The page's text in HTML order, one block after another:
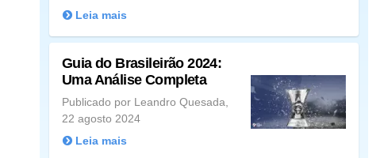
Leia mais
Guia do Brasileirão 2024:
Uma Análise Completa
Publicado por Leandro Quesada,
22 agosto 2024
Leia mais